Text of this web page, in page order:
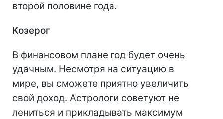
второй половине года.
Козерог
В финансовом плане год будет очень
удачным. Несмотря на ситуацию в
мире, вы сможете приятно увеличить
свой доход. Астрологи советуют не
лениться и прикладывать максимум